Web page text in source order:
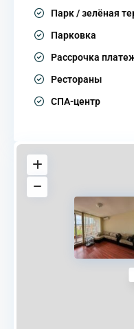
Парк / зелёная
Парковка
Рассрочка
Рестораны
СПА-центр